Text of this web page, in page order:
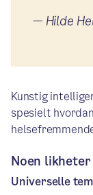
— Hilde
Kunstig
spesielt
Noen
Universelle